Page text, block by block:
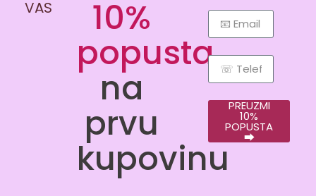
VAS
10%
popusta
na
prvu
kupovinu
PREUZMI
10%
POPUSTA
⮕